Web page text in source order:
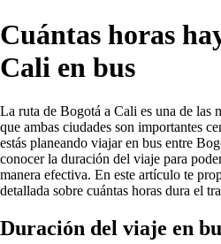
Cuántas horas
Cali en bus
La ruta de Bogotá a Cali es una de las
que ambas ciudades son importantes
estás planeando viajar en bus entre
conocer la duración del viaje para
manera efectiva. En este artículo te
detallada sobre cuántas horas dura el
Duración del viaje en